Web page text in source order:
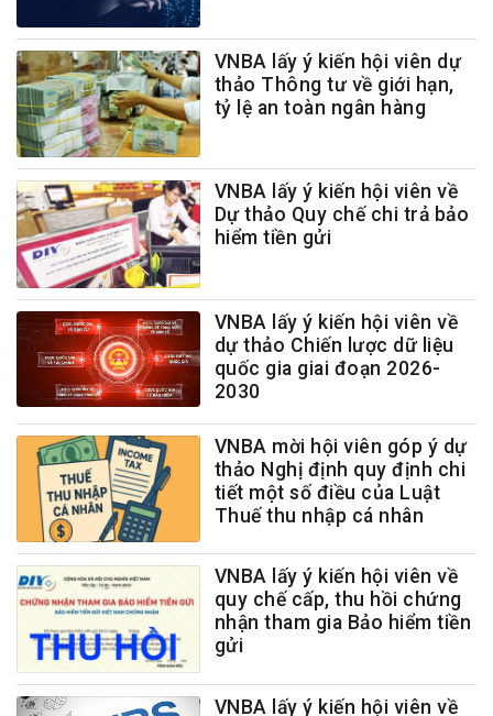
VNBA lấy ý kiến hội viên dự
thảo Thông tư về giới hạn,
tỷ lệ an toàn ngân hàng
VNBA lấy ý kiến hội viên về
Dự thảo Quy chế chi trả bảo
hiểm tiền gửi
VNBA lấy ý kiến hội viên về
dự thảo Chiến lược dữ liệu
quốc gia giai đoạn 2026-
2030
VNBA mời hội viên góp ý dự
thảo Nghị định quy định chi
tiết một số điều của Luật
Thuế thu nhập cá nhân
VNBA lấy ý kiến hội viên về
quy chế cấp, thu hồi chứng
nhận tham gia Bảo hiểm tiền
gửi
VNBA lấy ý kiến hội viên về